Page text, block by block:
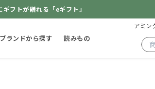
フトが贈れる「eギフト」
ブランドから探す 読みもの
アミン